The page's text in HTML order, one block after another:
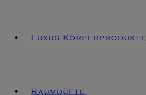
Luxus-Körperprodukte
Raumdüfte